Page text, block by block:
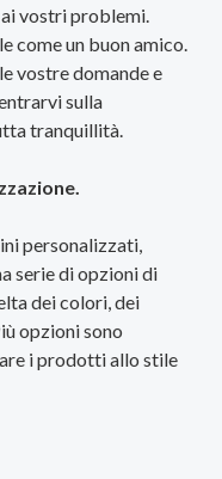
vostri problemi.
come un buon amico.
vostre domande e
sulla
tranquillità.
personalizzati,
serie di opzioni di
dei colori, dei
opzioni sono
i prodotti allo stile